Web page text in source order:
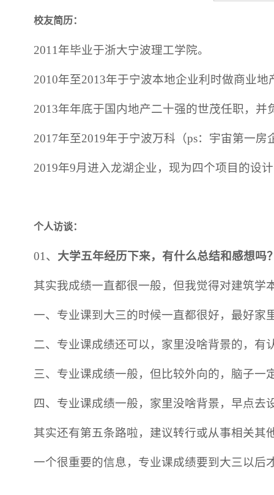
校友简历：
2011年毕业于浙大宁波理工学院。
2010年至2013年于宁波本地企业利时做商业地
2013年年底于国内地产二十强的世茂任职，
2017年至2019年于宁波万科（ps：宇宙第一
2019年9月进入龙湖企业，现为四个项目的设
个人访谈：
01、 大学五年经历下来，有什么总结和感想吗
其实我成绩一直都很一般，但我觉得对建筑学
一、专业课到大三的时候一直都很好，最好
二、专业课成绩还可以，家里没啥背景的，
三、专业课成绩一般，但比较外向的，脑子
四、专业课成绩一般，家里没啥背景，早点
其实还有第五条路啦，建议转行或从事相关其
一个很重要的信息，专业课成绩要到大三以